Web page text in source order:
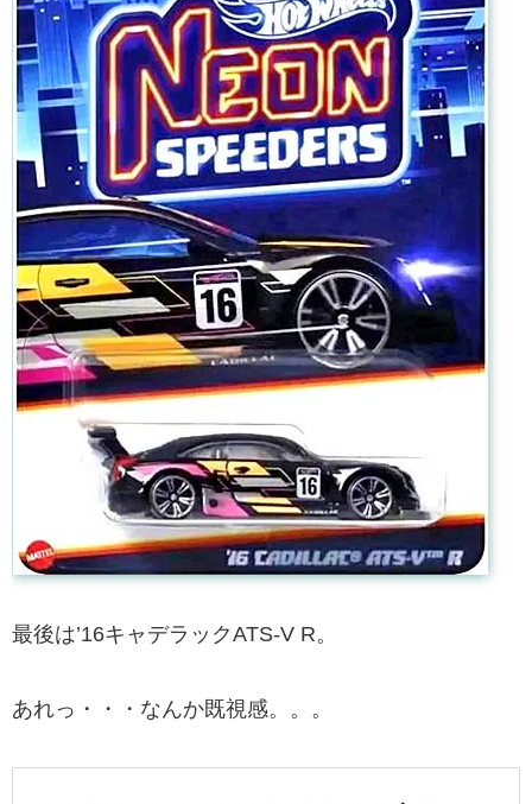
最後は’16キャデラックATS-V R。
あれっ・・・なんか既視感。。。